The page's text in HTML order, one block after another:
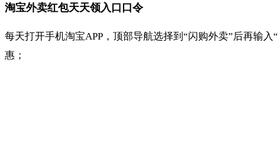
淘宝外卖红包天天领入口口令
每天打开手机淘宝APP，顶部导航选择到“闪购外卖”后再输入“
惠；